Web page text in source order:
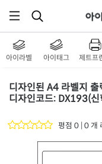
아이라벨 아이태그 제트프
디자인된 A4 라벨지
디자인코드: DX193(
평점 0 | 0 개